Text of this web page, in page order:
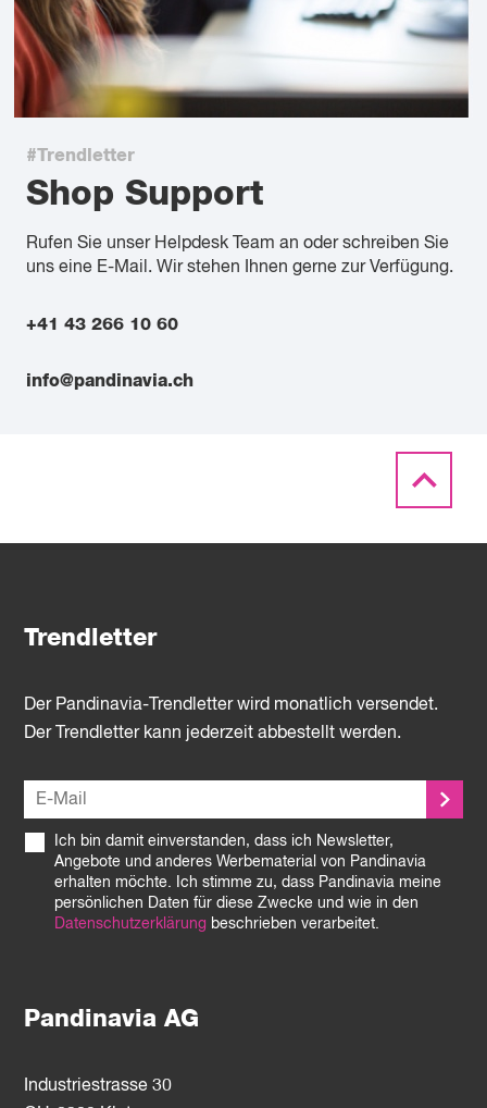
#Trendletter
Shop Support
Rufen Sie unser Helpdesk Team an oder schreiben Sie
uns eine E-Mail. Wir stehen Ihnen gerne zur Verfügung.
+41 43 266 10 60
info@pandinavia.ch
Pandinavia AG
Industriestrasse 30
Trendletter
Der Pandinavia-Trendletter wird monatlich versendet.
Der Trendletter kann jederzeit abbestellt werden.
Ich bin damit einverstanden, dass ich Newsletter,
Angebote und anderes Werbematerial von Pandinavia
erhalten möchte. Ich stimme zu, dass Pandinavia meine
persönlichen Daten für diese Zwecke und wie in den
Datenschutzerklärung beschrieben verarbeitet.